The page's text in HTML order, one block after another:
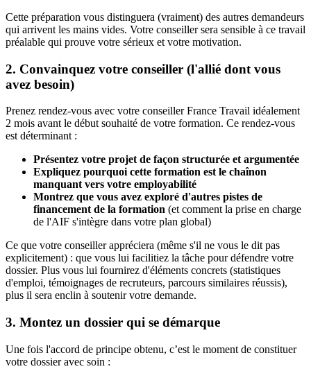
Cette préparation vous distinguera (vraiment) des autres demandeurs
qui arrivent les mains vides. Votre conseiller sera sensible à ce travail
préalable qui prouve votre sérieux et votre motivation.
2. Convainquez votre conseiller (l'allié dont vous
avez besoin)
Prenez rendez-vous avec votre conseiller France Travail idéalement
2 mois avant le début souhaité de votre formation. Ce rendez-vous
est déterminant :
Présentez votre projet de façon structurée et argumentée
Expliquez pourquoi cette formation est le chaînon
manquant vers votre employabilité
Montrez que vous avez exploré d'autres pistes de
financement de la formation (et comment la prise en charge
de l'AIF s'intègre dans votre plan global)
Ce que votre conseiller appréciera (même s'il ne vous le dit pas
explicitement) : que vous lui facilitiez la tâche pour défendre votre
dossier. Plus vous lui fournirez d'éléments concrets (statistiques
d'emploi, témoignages de recruteurs, parcours similaires réussis),
plus il sera enclin à soutenir votre demande.
3. Montez un dossier qui se démarque
Une fois l'accord de principe obtenu, c’est le moment de constituer
votre dossier avec soin :